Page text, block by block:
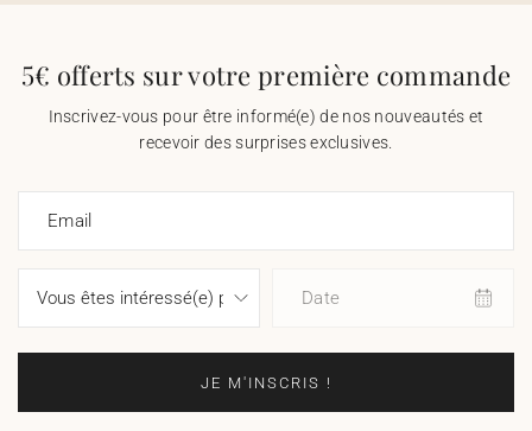
5€ offerts sur votre première commande
Inscrivez-vous pour être informé(e) de nos nouveautés et
recevoir des surprises exclusives.
Email
Date
JE M'INSCRIS !